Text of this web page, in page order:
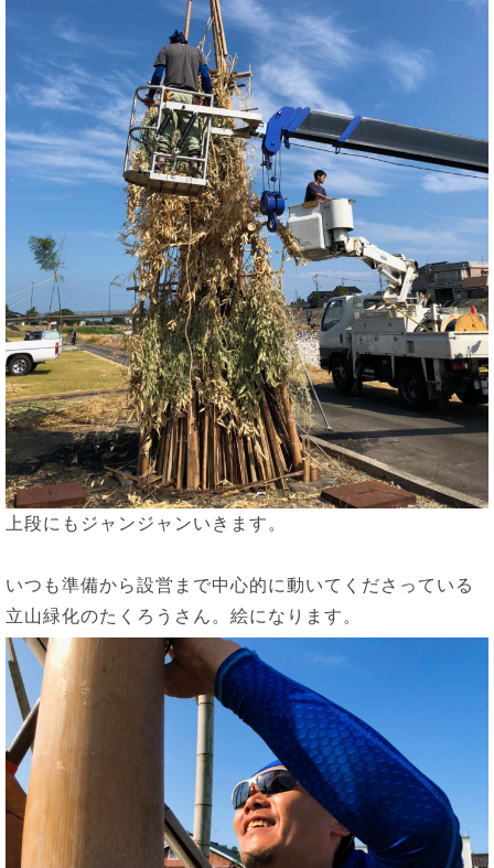
上段にもジャンジャンいきます。
いつも準備から設営まで中心的に動いてくださっている
立山緑化のたくろうさん。絵になります。